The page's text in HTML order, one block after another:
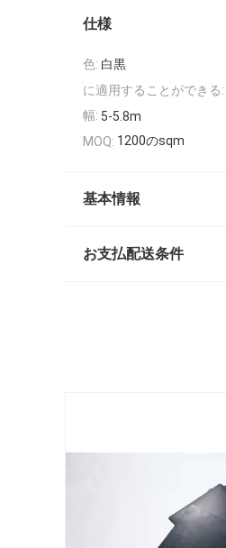
仕様
色: 白黒
に適用することができる:
幅: 5-5.8m
MOQ: 1200のsqm
基本情報
お支払配送条件